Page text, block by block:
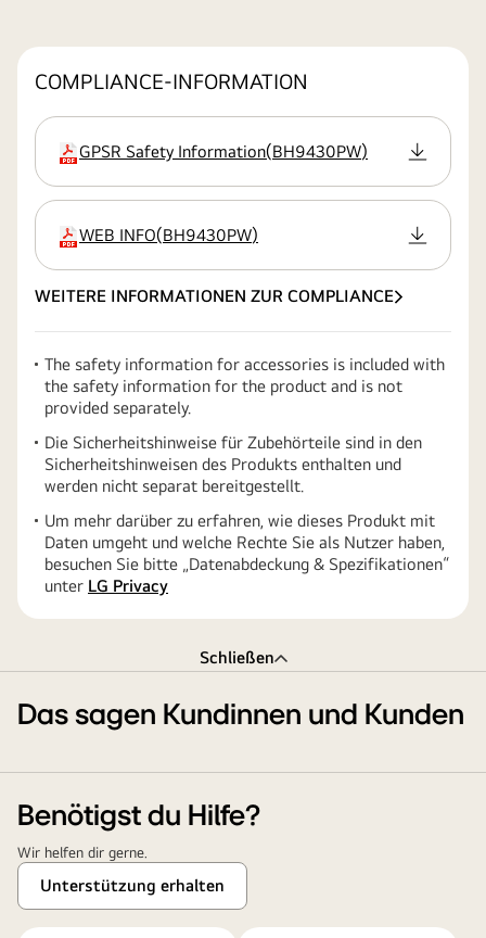
COMPLIANCE-INFORMATION
Erweiterung
GPSR Safety Information(BH9430PW)
Erweiterung
WEB INFO(BH9430PW)
WEITERE INFORMATIONEN ZUR COMPLIANCE
The safety information for accessories is included with
the safety information for the product and is not
provided separately.
Die Sicherheitshinweise für Zubehörteile sind in den
Sicherheitshinweisen des Produkts enthalten und
werden nicht separat bereitgestellt.
Um mehr darüber zu erfahren, wie dieses Produkt mit
Daten umgeht und welche Rechte Sie als Nutzer haben,
besuchen Sie bitte „Datenabdeckung & Spezifikationen“
unter LG Privacy
Schließen
Das sagen Kundinnen und Kunden
Benötigst du Hilfe?
Wir helfen dir gerne.
Unterstützung erhalten